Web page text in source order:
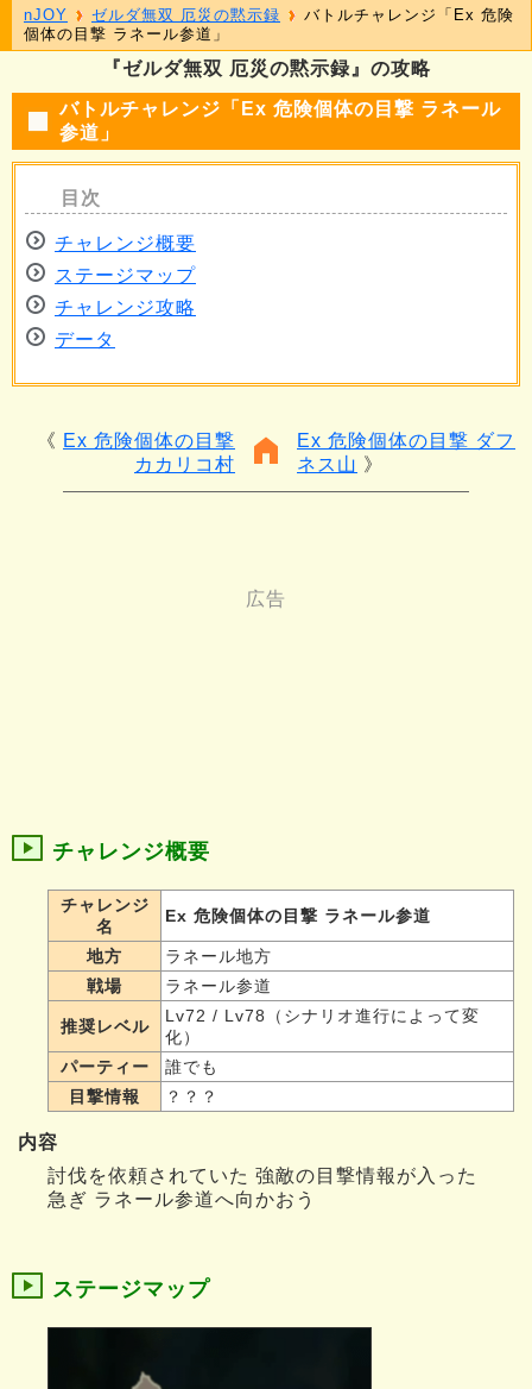
『ゼルダ無双 厄災の黙示録』の攻略
バトルチャレンジ「Ex 危険個体の目撃 ラネール
参道」
チャレンジ概要
ステージマップ
チャレンジ攻略
データ
Ex 危険個体の目撃
カカリコ村
Ex 危険個体の目撃 ダフ
ネス山
チャレンジ概要
チャレンジ
名
Ex 危険個体の目撃 ラネール参道
地方
ラネール地方
戦場
ラネール参道
推奨レベル
Lv72 / Lv78（シナリオ進行によって変
化）
パーティー
誰でも
目撃情報
？？？
内容
討伐を依頼されていた 強敵の目撃情報が入った
急ぎ ラネール参道へ向かおう
ステージマップ
nJOY ゼルダ無双 厄災の黙示録
バトルチャレンジ「Ex 危険
個体の目撃 ラネール参道」